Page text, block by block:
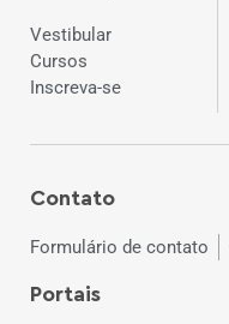
Vestibular
Cursos
Inscreva-se
Contato
Formulário de contato
Portais